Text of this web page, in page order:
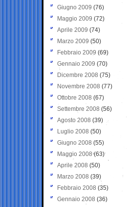
Giugno 2009 (76)
Maggio 2009 (72)
Aprile 2009 (74)
Marzo 2009 (50)
Febbraio 2009 (69)
Gennaio 2009 (70)
Dicembre 2008 (75)
Novembre 2008 (77)
Ottobre 2008 (67)
Settembre 2008 (56)
Agosto 2008 (39)
Luglio 2008 (50)
Giugno 2008 (55)
Maggio 2008(63)
Aprile 2008 (50)
Marzo 2008 (39)
Febbraio 2008 (35)
Gennaio 2008 (36)